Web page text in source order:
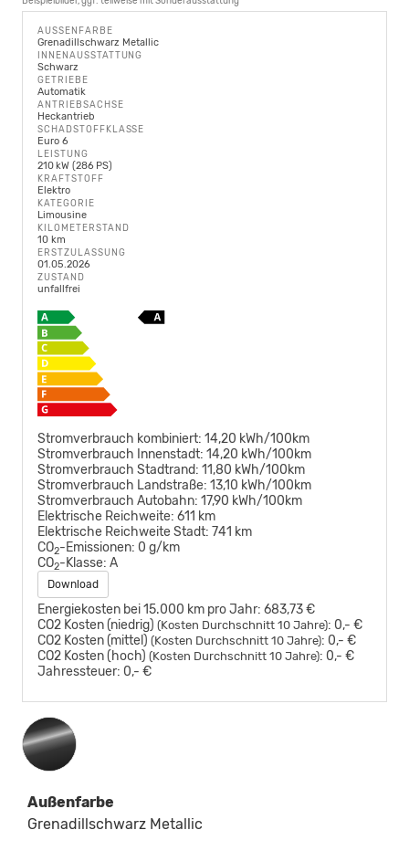
AUSSENFARBE
Grenadillschwarz Metallic
INNENAUSSTATTUNG
Schwarz
GETRIEBE
Automatik
ANTRIEBSACHSE
Heckantrieb
SCHADSTOFFKLASSE
Euro 6
LEISTUNG
210 kW (286 PS)
KRAFTSTOFF
Elektro
KATEGORIE
Limousine
KILOMETERSTAND
10 km
ERSTZULASSUNG
01.05.2026
ZUSTAND
unfallfrei
Stromverbrauch kombiniert: 14,20 kWh/100km
Stromverbrauch Innenstadt: 14,20 kWh/100km
Stromverbrauch Stadtrand: 11,80 kWh/100km
Stromverbrauch Landstraße: 13,10 kWh/100km
Stromverbrauch Autobahn: 17,90 kWh/100km
Elektrische Reichweite: 611 km
Elektrische Reichweite Stadt: 741 km
CO2-Emissionen: 0 g/km
CO2-Klasse: A
Download
Energiekosten bei 15.000 km pro Jahr: 683,73 €
CO2 Kosten (niedrig) (Kosten Durchschnitt 10 Jahre): 0,- €
CO2 Kosten (mittel) (Kosten Durchschnitt 10 Jahre): 0,- €
CO2 Kosten (hoch) (Kosten Durchschnitt 10 Jahre): 0,- €
Jahressteuer: 0,- €
Außenfarbe
Grenadillschwarz Metallic